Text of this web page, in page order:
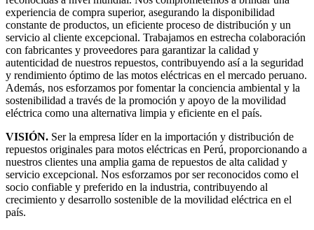
experiencia de compra superior, asegurando la disponibilidad
constante de productos, un eficiente proceso de distribución y un
servicio al cliente excepcional. Trabajamos en estrecha colaboración
con fabricantes y proveedores para garantizar la calidad y
autenticidad de nuestros repuestos, contribuyendo así a la seguridad
y rendimiento óptimo de las motos eléctricas en el mercado peruano.
Además, nos esforzamos por fomentar la conciencia ambiental y la
sostenibilidad a través de la promoción y apoyo de la movilidad
eléctrica como una alternativa limpia y eficiente en el país.
VISIÓN. Ser la empresa líder en la importación y distribución de
repuestos originales para motos eléctricas en Perú, proporcionando a
nuestros clientes una amplia gama de repuestos de alta calidad y
servicio excepcional. Nos esforzamos por ser reconocidos como el
socio confiable y preferido en la industria, contribuyendo al
crecimiento y desarrollo sostenible de la movilidad eléctrica en el
país.